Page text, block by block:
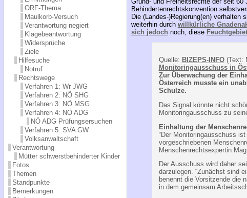
ORF-Thema
Maulkorb-Versuch
Verantwortung negiert
Klagebeantwortung
Widersprüche
Ziele
Hilfesuche
Notruf
Rechtswege
Verfahren 1: Wr JWG
Verfahren 2: NÖ SHG
Verfahren 3: NÖ MSG
Verfahren 4: NÖ ADG
NÖ ADG Prüfungsersuchen
Verfahren 5: SVA GW
Volksanwaltschaft
Verantwortung
Mütter schwerstbehinderter Kinder
Fotos
Themen
Standpunkte
Bemerkungen
Behindertenrechtskonvention
Die (Landes-)Regierung(en)
weiterhin durch willkürliche
sich jedoch noch, diese
Quelle: BIZEPS-INFO(Text:
Monitoringausschuss in
Zur Überwachung der
Österreich musste ein
Schulze.
Das Signal könnte nicht
Monitoringausschuss zu
Einhaltung der
“Der Monitoringausschuss
vorgeschriebenen
Menschenrechtsexpertin
Der Ausschuss wird daher
darzulegen. “Zunächst sind
benennt die Vorsitzende die
in dem gemeinsam